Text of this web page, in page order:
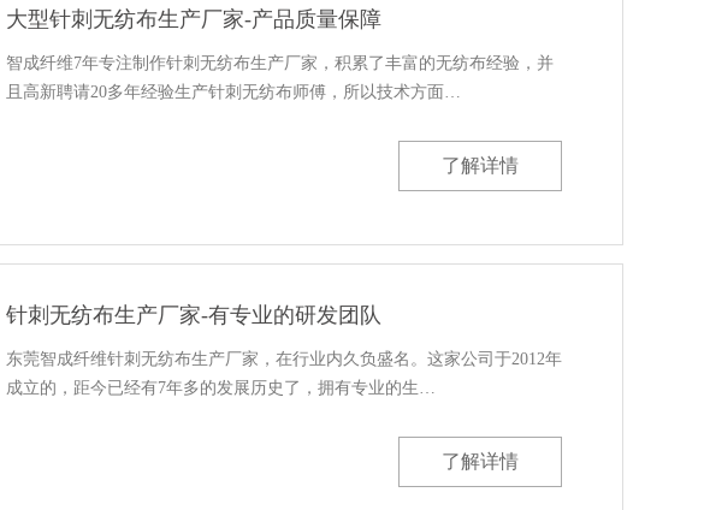
大型针刺无纺布生产厂家-产品质量保障
智成纤维7年专注制作针刺无纺布生产厂家，积累了丰富的无纺布经验，并
且高新聘请20多年经验生产针刺无纺布师傅，所以技术方面…
了解详情
针刺无纺布生产厂家-有专业的研发团队
东莞智成纤维针刺无纺布生产厂家，在行业内久负盛名。这家公司于2012年
成立的，距今已经有7年多的发展历史了，拥有专业的生…
了解详情